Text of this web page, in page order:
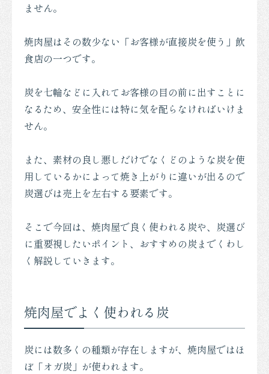
ません。
焼肉屋はその数少ない「お客様が直接炭を使う」飲
食店の一つです。
炭を七輪などに入れてお客様の目の前に出すことに
なるため、安全性には特に気を配らなければいけま
せん。
また、素材の良し悪しだけでなくどのような炭を使
用しているかによって焼き上がりに違いが出るので
炭選びは売上を左右する要素です。
そこで今回は、焼肉屋で良く使われる炭や、炭選び
に重要視したいポイント、おすすめの炭までくわし
く解説していきます。
焼肉屋でよく使われる炭
炭には数多くの種類が存在しますが、焼肉屋ではほ
ぼ「オガ炭」が使われます。